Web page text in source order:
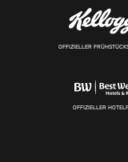
OFFIZIELLER
OFFIZIELLER